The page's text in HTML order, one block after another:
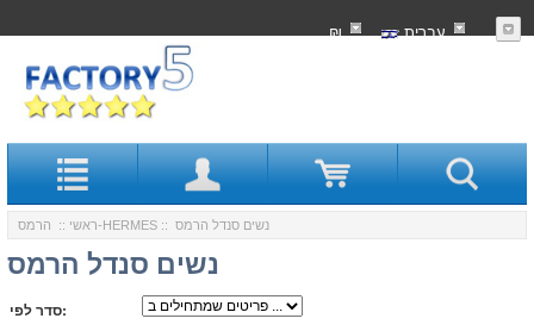
עִברִית ₪
ראשי :: הרמס-HERMES :: נשים סנדל הרמס
נשים סנדל הרמס
סדר לפי: